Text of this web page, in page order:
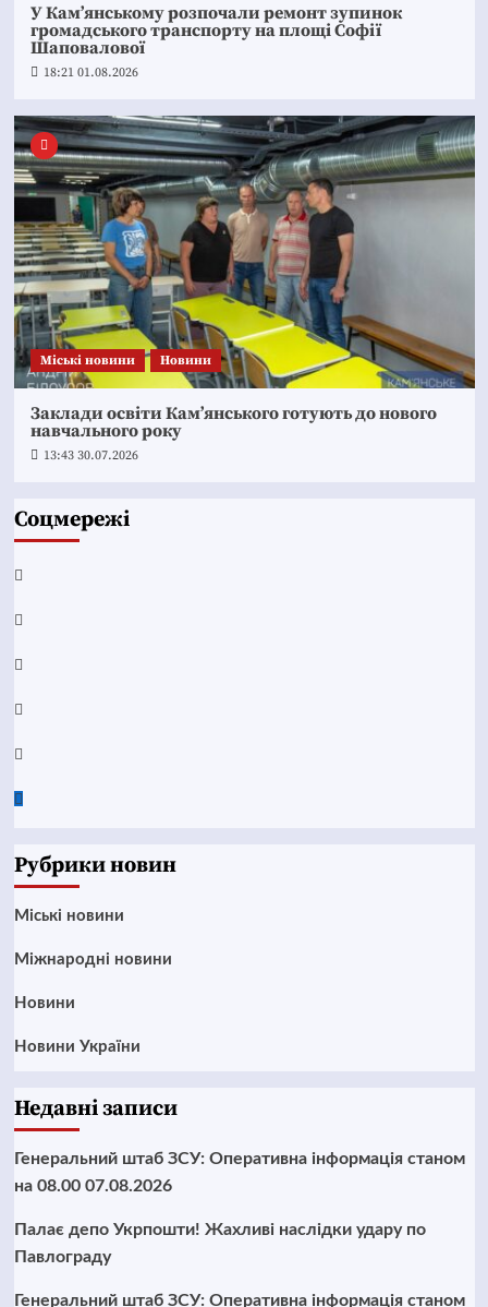
У Кам’янському розпочали ремонт зупинок
громадського транспорту на площі Софії
Шаповалової
18:21 01.08.2026
Mіські новини Новини
Заклади освіти Кам’янського готують до нового
навчального року
13:43 30.07.2026
Соцмережі
Facebook
YouTube
Telegram
Instagram
Twitter
Google
Рубрики новин
Mіські новини
Міжнародні новини
Новини
Новини України
Недавні записи
Генеральний штаб ЗСУ: Оперативна інформація станом
на 08.00 07.08.2026
Палає депо Укрпошти! Жахливі наслідки удару по
Павлограду
Генеральний штаб ЗСУ: Оперативна інформація станом